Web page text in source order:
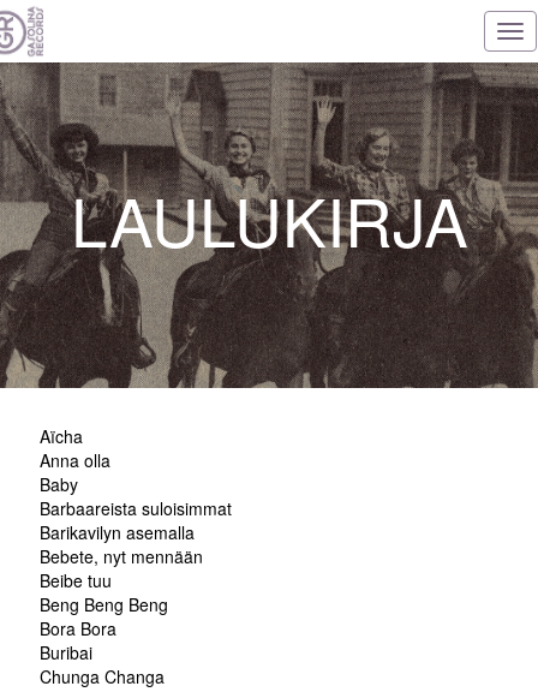
LAULUKIRJA
Aïcha
Anna olla
Baby
Barbaareista suloisimmat
Barikavilyn asemalla
Bebete, nyt mennään
Beibe tuu
Beng Beng Beng
Bora Bora
Buribai
Chunga Changa